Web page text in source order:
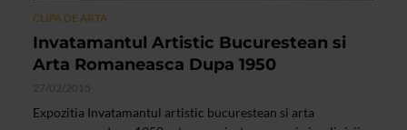
CLIPA DE ARTA
Invatamantul Artistic Bucurestean si
Arta Romaneasca Dupa 1950
27/02/2015
Expozitia Invatamantul artistic bucurestean si arta